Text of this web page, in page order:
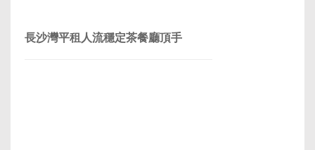
長沙灣平租人流穩定茶餐廳頂手